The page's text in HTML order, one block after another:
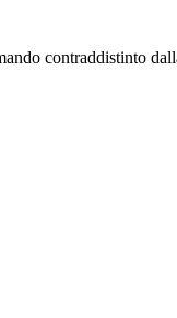
contraddistinto